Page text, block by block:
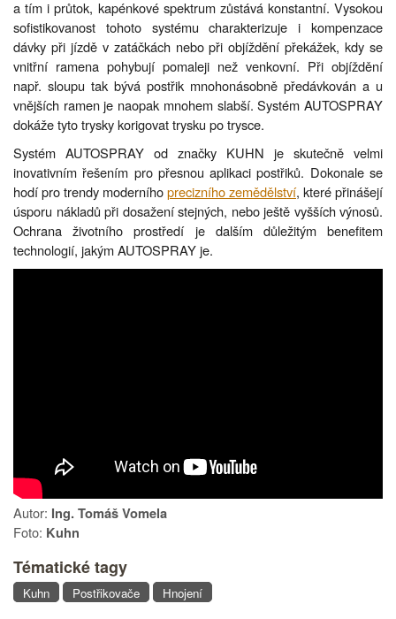
a tím i průtok, kapénkové spektrum zůstává konstantní. Vysokou
sofistikovanost tohoto systému charakterizuje i kompenzace
dávky při jízdě v zatáčkách nebo při objíždění překážek, kdy se
vnitřní ramena pohybují pomaleji než venkovní. Při objíždění
např. sloupu tak bývá postřik mnohonásobně předávkován a u
vnějších ramen je naopak mnohem slabší. Systém AUTOSPRAY
dokáže tyto trysky korigovat trysku po trysce.
Systém AUTOSPRAY od značky KUHN je skutečně velmi
inovativním řešením pro přesnou aplikaci postřiků. Dokonale se
hodí pro trendy moderníhoprecizního zemědělství, které přinášejí
úsporu nákladů při dosažení stejných, nebo ještě vyšších výnosů.
Ochrana životního prostředí je dalším důležitým benefitem
technologií, jakým AUTOSPRAY je.
Autor: Ing. Tomáš Vomela
Foto: Kuhn
Tématické tagy
Kuhn Postřikovače Hnojení